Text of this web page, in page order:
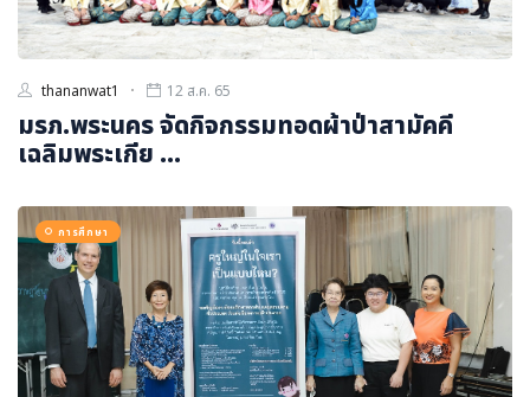
thananwat1 12 ส.ค. 65
มรภ.พระนคร จัดกิจกรรมทอดผ้าป่าสามัคคี
เฉลิมพระเกีย ...
การศึกษา